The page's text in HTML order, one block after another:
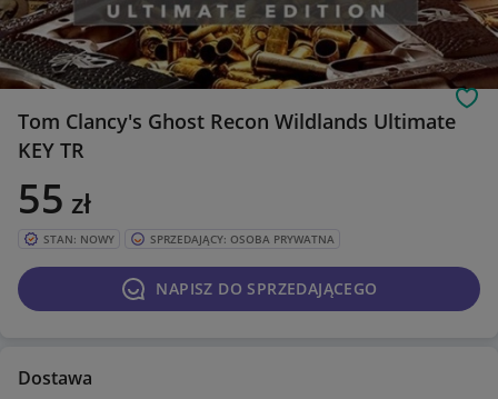
Tom Clancy's Ghost Recon Wildlands Ultimate
KEY TR
55 zł
STAN: NOWY SPRZEDAJĄCY: OSOBA PRYWATNA
NAPISZ DO SPRZEDAJĄCEGO
Dostawa